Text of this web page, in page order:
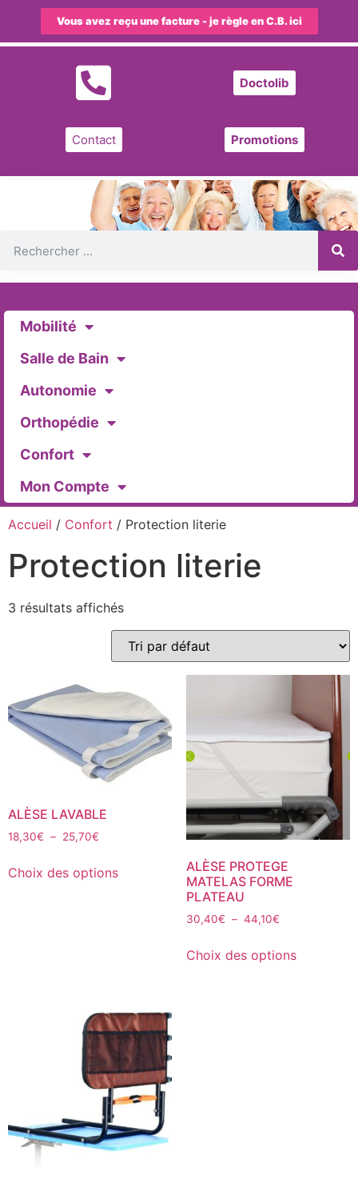
Vous avez reçu une facture - je règle en C.B. ici
Doctolib
Contact Promotions
Mobilité
Salle de Bain
Autonomie
Orthopédie
Confort
Mon Compte
Accueil / Confort / Protection literie
Protection literie
3 résultats affichés
ALÈSE LAVABLE
18,30€ – 25,70€
Choix des options
ALÈSE PROTEGE
MATELAS FORME
PLATEAU
30,40€ – 44,10€
Choix des options